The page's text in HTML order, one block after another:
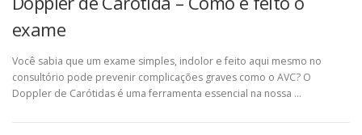
exame
Você sabia que um exame simples, indolor e feito aqui mesmo no
consultório pode prevenir complicações graves como o AVC? O
Doppler de Carótidas é uma ferramenta essencial na nossa …